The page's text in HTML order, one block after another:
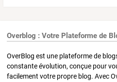
Overblog : Votre Plateforme de
OverBlog est une plateforme de
constante évolution, conçue pour
facilement votre propre blog. Avec